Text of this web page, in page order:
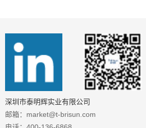
深圳市泰明辉实业有限公司
邮箱：market@t-brisun.com